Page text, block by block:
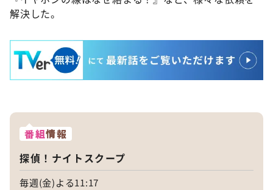
解決した。
番組情報
探偵！ナイトスクープ
毎週(金)よる11:17